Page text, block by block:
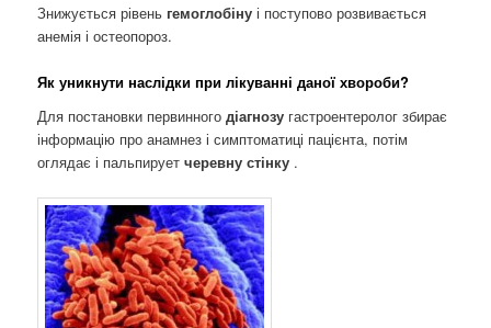
Знижується рівень гемоглобінуі поступово розвивається
анемія і остеопороз.
Як уникнути наслідки при лікуванні даної хвороби?
Для постановки первинногодіагнозу гастроентеролог збирає
інформацію про анамнез і симптоматиці пацієнта, потім
оглядає і пальпируетчеревну стінку .